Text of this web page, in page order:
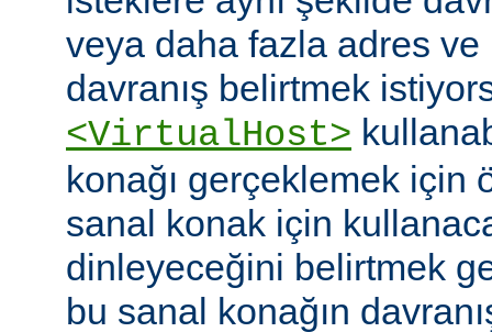
veya daha fazla adres ve
davranış belirtmek
<VirtualHost>
konağı gerçeklemek için
sanal konak için
dinleyeceğini belirtmek
bu sanal konağın